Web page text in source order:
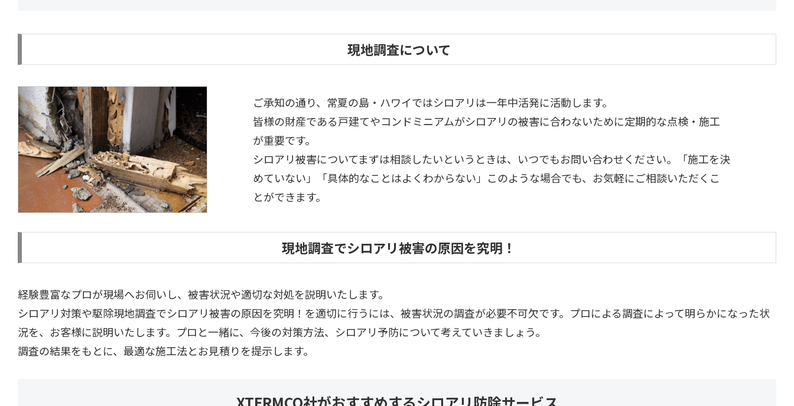
現地調査について
ご承知の通り、常夏の島・ハワイではシロアリは一年中活発に活動します。
皆様の財産である戸建てやコンドミニアムがシロアリの被害に合わないために定期的な点検・施工
が重要です。
シロアリ被害についてまずは相談したいというときは、いつでもお問い合わせください。「施工を決
めていない」「具体的なことはよくわからない」このような場合でも、お気軽にご相談いただくこ
とができます。
現地調査でシロアリ被害の原因を究明！
経験豊富なプロが現場へお伺いし、被害状況や適切な対処を説明いたします。
シロアリ対策や駆除現地調査でシロアリ被害の原因を究明！を適切に行うには、被害状況の調査が必要不可欠です。プロによる調査によって明らかになった状
況を、お客様に説明いたします。プロと一緒に、今後の対策方法、シロアリ予防について考えていきましょう。
調査の結果をもとに、最適な施工法とお見積りを提示します。